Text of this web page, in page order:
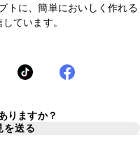
トに、簡単においしく作れる
ています。
りますか？
を送る